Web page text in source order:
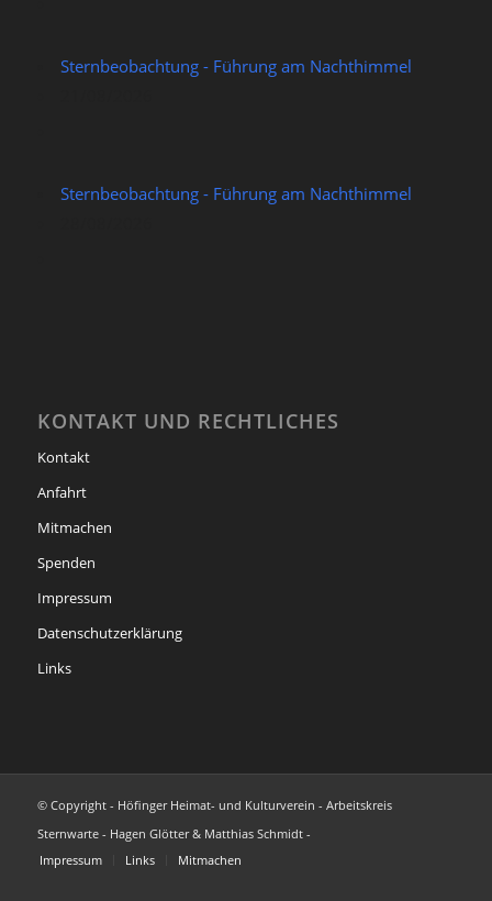
Sternbeobachtung - Führung am Nachthimmel
Sternbeobachtung - Führung am Nachthimmel
KONTAKT UND RECHTLICHES
Kontakt
Anfahrt
Mitmachen
Spenden
Impressum
Datenschutzerklärung
Links
© Copyright - Höfinger Heimat- und Kulturverein - Arbeitskreis
Sternwarte - Hagen Glötter & Matthias Schmidt -
Impressum
Links Mitmachen